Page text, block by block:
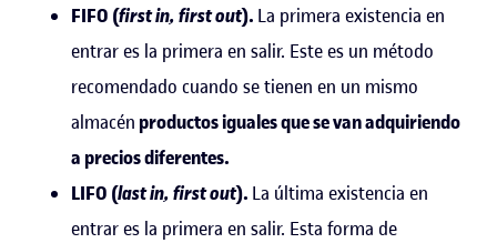
FIFO (first in, first out). La primera existencia en
entrar es la primera en salir. Este es un método
recomendado cuando se tienen en un mismo
almacén productos iguales que se van adquiriendo
a precios diferentes.
LIFO (last in, first out). La última existencia en
entrar es la primera en salir. Esta forma de